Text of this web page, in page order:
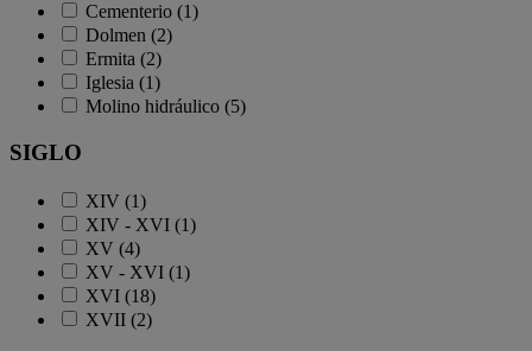
Cementerio (1)
Dolmen (2)
Ermita (2)
Iglesia (1)
Molino hidráulico (5)
SIGLO
XIV (1)
XIV - XVI (1)
XV (4)
XV - XVI (1)
XVI (18)
XVII (2)